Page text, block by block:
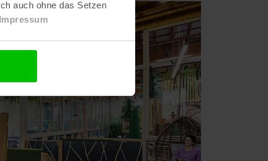
auch ohne das Setzen
Impressum